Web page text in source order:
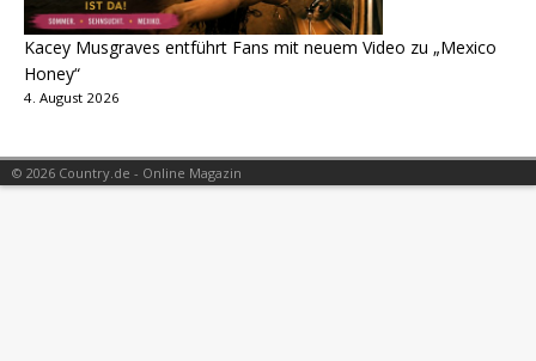
Kacey Musgraves entführt Fans mit neuem Video zu „Mexico
Honey“
4. August 2026
© 2026 Country.de - Online Magazin